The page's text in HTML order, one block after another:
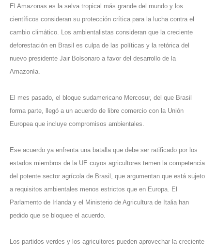
El Amazonas es la selva tropical más grande del mundo y los
científicos consideran su protección crítica para la lucha contra el
cambio climático. Los ambientalistas consideran que la creciente
deforestación en Brasil es culpa de las políticas y la retórica del
nuevo presidente Jair Bolsonaro a favor del desarrollo de la
Amazonía.
El mes pasado, el bloque sudamericano Mercosur, del que Brasil
forma parte,
llegó a un acuerdo de libre comercio con la Unión
Europea que incluye compromisos ambientales.
Ese acuerdo ya enfrenta una batalla que debe ser ratificado por los
estados miembros de la UE cuyos agricultores temen la competencia
del potente sector agrícola de Brasil, que argumentan que está sujeto
a requisitos ambientales menos estrictos que en Europa. El
Parlamento de Irlanda y el Ministerio de Agricultura de Italia han
pedido que se bloquee el acuerdo.
Los partidos verdes y los agricultores pueden aprovechar la creciente